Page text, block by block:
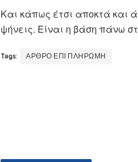
Και κάπως έτσι αποκτά και
ψήνεις. Είναι η βάση πάνω
Tags: ΑΡΘΡΟ ΕΠΙ ΠΛΗΡΩΜΗ